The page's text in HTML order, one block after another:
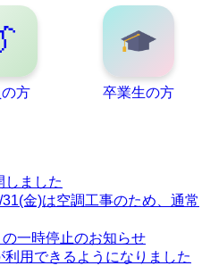
方 卒業生の方
しました
31(金)は空調工事のため、通常
一時停止のお知らせ
利用できるようになりました